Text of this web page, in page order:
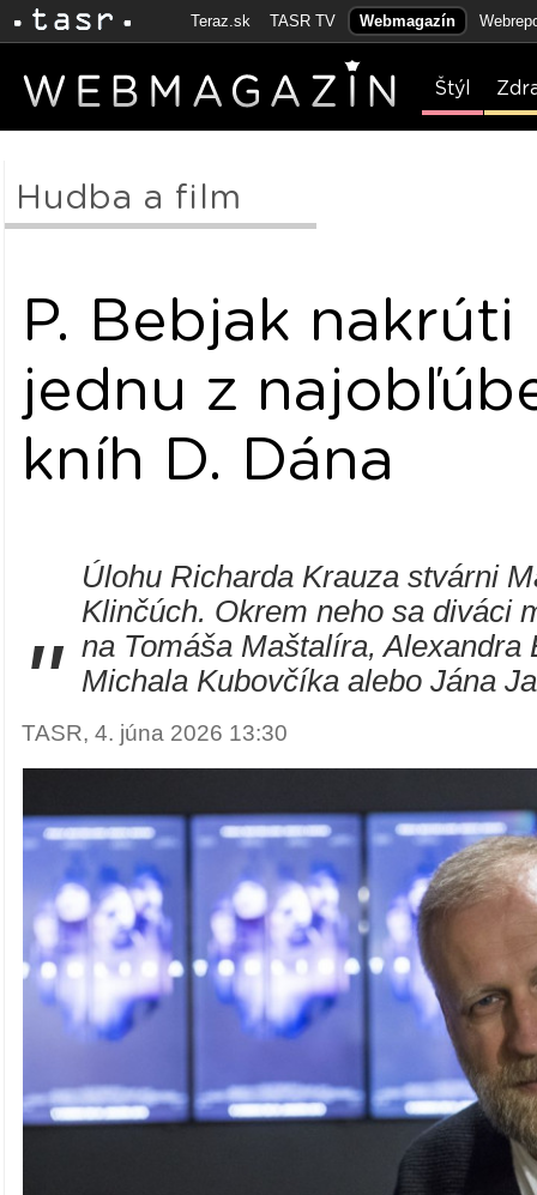
Teraz.sk TASR TV Webmagazín
Štýl
Hudba a film
P. Bebjak nakrúti
jednu z
kníh D. Dána
"
Úlohu Richarda Krauza stvárni
Klinčúch. Okrem neho sa diváci
na Tomáša Maštalíra, Alexandra
Michala Kubovčíka alebo Jána
TASR, 4. júna 2026 13:30